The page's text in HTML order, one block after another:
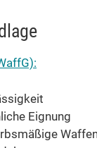
Eignung